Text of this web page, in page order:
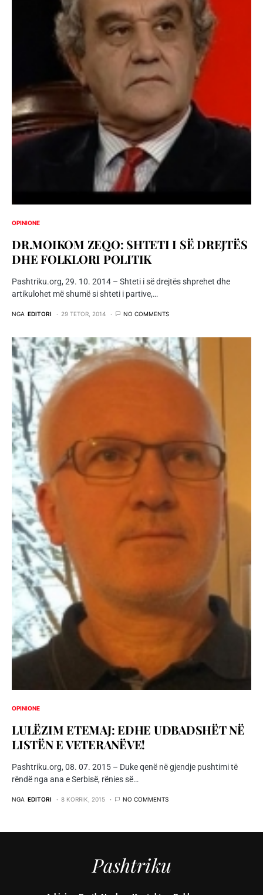
OPINIONE
DR.MOIKOM ZEQO: SHTETI I SË DREJTËS
DHE FOLKLORI POLITIK
Pashtriku.org, 29. 10. 2014 – Shteti i së drejtës shprehet dhe
artikulohet më shumë si shteti i partive,…
NGA EDITORI 29 TETOR, 2014 NO COMMENTS
OPINIONE
LULËZIM ETEMAJ: EDHE UDBADSHËT NË
LISTËN E VETERANËVE!
Pashtriku.org, 08. 07. 2015 – Duke qenë në gjendje pushtimi të
rëndë nga ana e Serbisë, rënies së…
NGA EDITORI 8 KORRIK, 2015 NO COMMENTS
Pashtriku